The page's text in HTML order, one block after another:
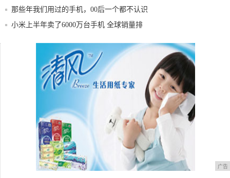
那些年我们用过的手机，00后一个都不认识
小米上半年卖了6000万台手机 全球销量排
仅6.4mm屏占比高达95%，海信AI智能新
广告